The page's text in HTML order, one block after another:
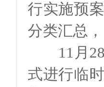
行实施预
分类汇总
11月28
式进行临